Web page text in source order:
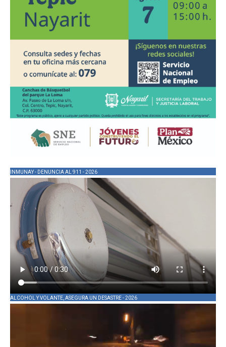
INMUNAY - DENUNCIA AL 911 - 2026
ALCOHOL Y VOLANTE, ASEGURA UN DESASTRE - 2026